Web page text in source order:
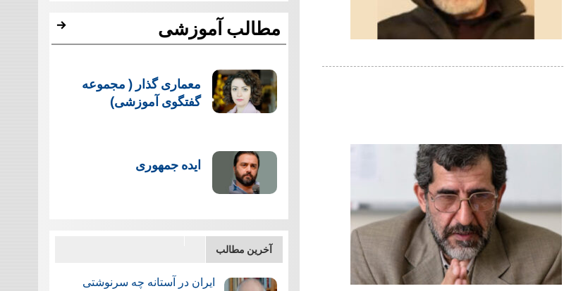
مطالب آموزشی
معماری گذار ( مجموعه
گفتگوی آموزشی)
ایده جمهوری
آخرین مطالب
ایران در آستانه چه سرنوشتی